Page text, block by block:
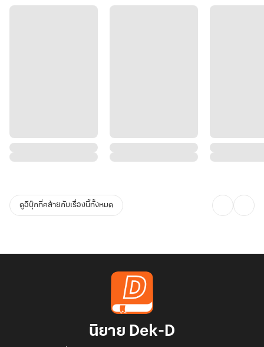
ดูอีบุ๊กที่คล้ายกับเรื่องนี้ทั้งหมด
นิยาย Dek-D